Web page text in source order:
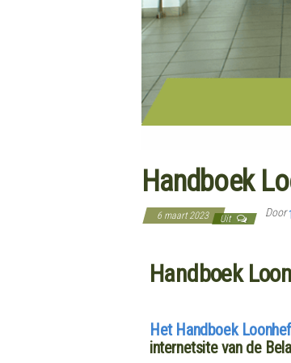
Handboek
6 maart 2023 Uit Door
Handboek
Het Handboek
internetsite van de